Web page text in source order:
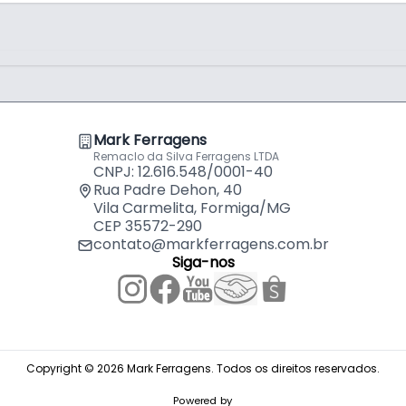
que exigem não apenas um corte
de ferramentas de alto
demandam perfeição técnica e
Broca
Para
Broca
Haste
Broca
Para
Broca de
Para
por R$
Mark Ferragens
Remaclo da Silva Ferragens LTDA
CNPJ: 12.616.548/0001-40
Rua Padre Dehon, 40
Vila Carmelita, Formiga/MG
CEP 35572-290
contato@markferragens.com.br
Siga-nos
Copyright © 2026 Mark Ferragens. Todos os direitos reservados.
Powered by